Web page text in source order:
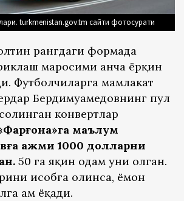
turkmenistan.gov.tm сайти фотосурати
рангдаги формада
маросими анча ёрқин
Футболчиларга мамлакат
Бердимуҳамедовнинг пул
конвертлар
маълум
ҳажми 1000 долларни
50 га яқин одам уни олган.
ҳисобга олинса, ёмон
ҳам ёқади.